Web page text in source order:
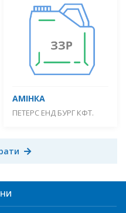
АМІНКА
ПЕТЕРС ЕНД БУРГ КФТ.